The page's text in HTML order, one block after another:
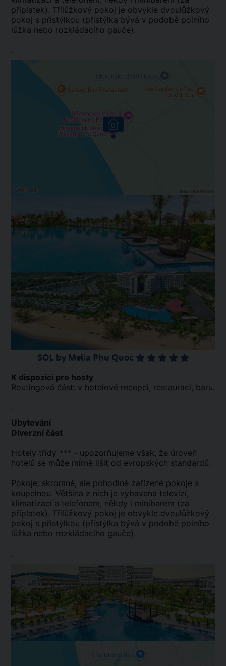
příplatek). Třílůžkový pokoj je obvykle dvoulůžkový
pokoj s přistýlkou (přistýlka bývá v podobě polního
lůžka nebo rozkládacího gauče).
.
SOL by Melia Phu Quoc
K dispozici pro hosty
Routingová část: v hotelové recepci, restauraci, baru.
.
Ubytování
Diverzní část
Hotely třídy *** - upozorňujeme však, že úroveň
hotelů se může mírně lišit od evropských standardů.
Pokoje: skromně, ale pohodlně zařízené pokoje s
koupelnou. Většina z nich je vybavena televizí,
klimatizací a telefonem, někdy i minibarem (za
příplatek). Třílůžkový pokoj je obvykle dvoulůžkový
pokoj s přistýlkou (přistýlka bývá v podobě polního
lůžka nebo rozkládacího gauče).
.